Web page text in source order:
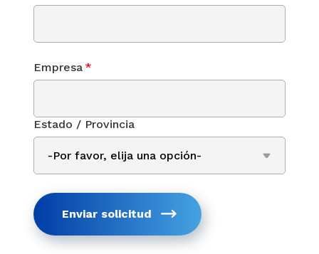
Empresa *
Estado / Provincia
Enviar solicitud